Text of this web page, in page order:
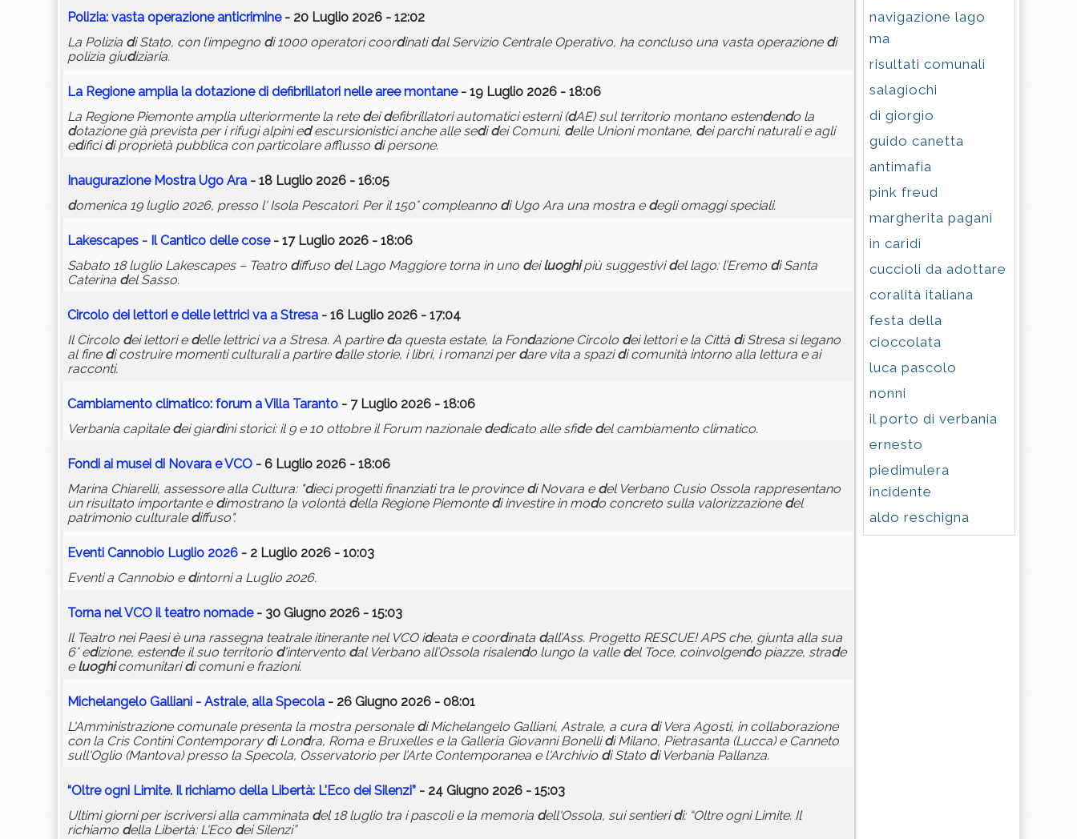
Polizia: vasta operazione anticrimine- 20 Luglio 2026 - 12:02
La Polizia di Stato, con l’impegno di 1000 operatori coordinatidal Servizio Centrale Operativo, ha concluso una vasta operazione di
polizia giudiziaria.
La Regione amplia la dotazionedi defibrillatori nelle aree montane- 19 Luglio 2026 - 18:06
La Regione Piemonte amplia ulteriormente la rete deidefibrillatori automatici esterni (dAE) sul territorio montano estendendo la
dotazione già prevista per i rifugi alpini edescursionistici anche alle sedidei Comuni, delle Unioni montane, dei parchi naturali e agli
edificidi proprietà pubblica con particolare afflusso di persone.
Inaugurazione Mostra Ugo Ara - 18 Luglio 2026 - 16:05
domenica 19 luglio 2026, presso l' Isola Pescatori. Per il 150° compleanno di Ugo Ara una mostra e degli omaggi speciali.
Lakescapes - Il Cantico delle cose- 17 Luglio 2026 - 18:06
Sabato 18 luglio Lakescapes – Teatro diffuso del Lago Maggiore torna in uno deiluoghipiù suggestividel lago: l’Eremo di Santa
Caterina del Sasso.
Circolo dei lettori edelle lettrici va a Stresa - 16 Luglio 2026 - 17:04
Il Circolo dei lettori e delle lettrici va a Stresa. A partire da questa estate, la Fondazione Circolo dei lettori e la Città di Stresa si legano
al fine di costruire momenti culturali a partire dalle storie, i libri, i romanzi perdare vita a spazidi comunità intorno alla lettura e ai
racconti.
Cambiamento climatico: forum a Villa Taranto - 7 Luglio 2026 - 18:06
Verbania capitale dei giardini storici: il 9 e 10 ottobre il Forum nazionale dedicato alle sfide del cambiamento climatico.
Fondi ai musei di Novara e VCO - 6 Luglio 2026 - 18:06
Marina Chiarelli, assessore alla Cultura: "dieci progetti finanziati tra le province di Novara e del Verbano Cusio Ossola rappresentano
un risultato importante e dimostrano la volontà della Regione Piemonte di investire in modo concreto sulla valorizzazione del
patrimonio culturale diffuso".
Eventi Cannobio Luglio 2026 - 2 Luglio 2026 - 10:03
Eventi a Cannobio e dintorni a Luglio 2026.
Torna nel VCO il teatro nomade- 30 Giugno 2026 - 15:03
Il Teatro nei Paesi è una rassegna teatrale itinerante nel VCO ideata e coordinata dall’Ass. Progetto RESCUE! APS che, giunta alla sua
6° edizione, estende il suo territorio d’intervento dal Verbano all’Ossola risalendo lungo la valle del Toce, coinvolgendo piazze, strade
e luoghicomunitaridi comuni e frazioni.
Michelangelo Galliani - Astrale, alla Specola - 26 Giugno 2026 - 08:01
L'Amministrazione comunale presenta la mostra personale di Michelangelo Galliani, Astrale, a cura di Vera Agosti, in collaborazione
con la Cris Contini Contemporarydi Londra, Roma e Bruxelles e la Galleria Giovanni Bonellidi Milano, Pietrasanta (Lucca) e Canneto
sull'Oglio (Mantova) presso la Specola, Osservatorio per l’Arte Contemporanea e l'Archivio di Stato di Verbania Pallanza.
“Oltre ogni Limite. Il richiamo della Libertà: L'Eco dei Silenzi” - 24 Giugno 2026 - 15:03
Ultimi giorni per iscriversi alla camminata del 18 luglio tra i pascoli e la memoria dell'Ossola, sui sentieridi: “Oltre ogni Limite. Il
richiamo della Libertà: L'Eco dei Silenzi”
navigazione lago
ma
risultati comunali
salagiochi
di giorgio
guido canetta
antimafia
pink freud
margherita pagani
in caridi
cuccioli da adottare
coralità italiana
festa della
cioccolata
luca pascolo
nonni
il porto di verbania
ernesto
piedimulera
incidente
aldo reschigna